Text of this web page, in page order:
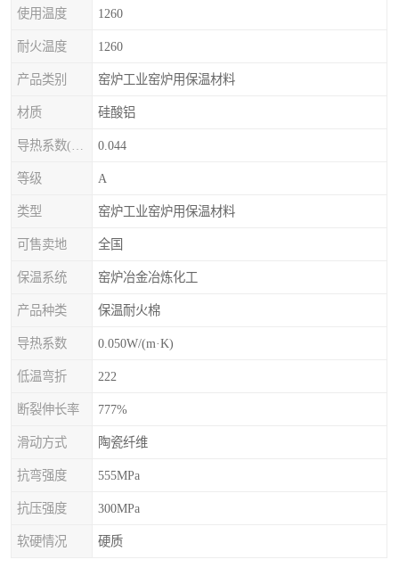
使用温度 1260
耐火温度 1260
产品类别 窑炉工业窑炉用保温材料
材质 硅酸铝
0.044
等级 A
类型 窑炉工业窑炉用保温材料
可售卖地 全国
保温系统 窑炉冶金冶炼化工
产品种类 保温耐火棉
导热系数 0.050W/(m·K)
低温弯折 222
断裂伸长率 777%
滑动方式 陶瓷纤维
抗弯强度 555MPa
抗压强度 300MPa
软硬情况 硬质